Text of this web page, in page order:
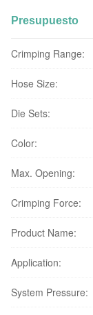
Presupuesto
Crimping Range:
Hose Size:
Die Sets:
Color:
Max. Opening:
Crimping Force:
Product Name:
Application:
System Pressure: